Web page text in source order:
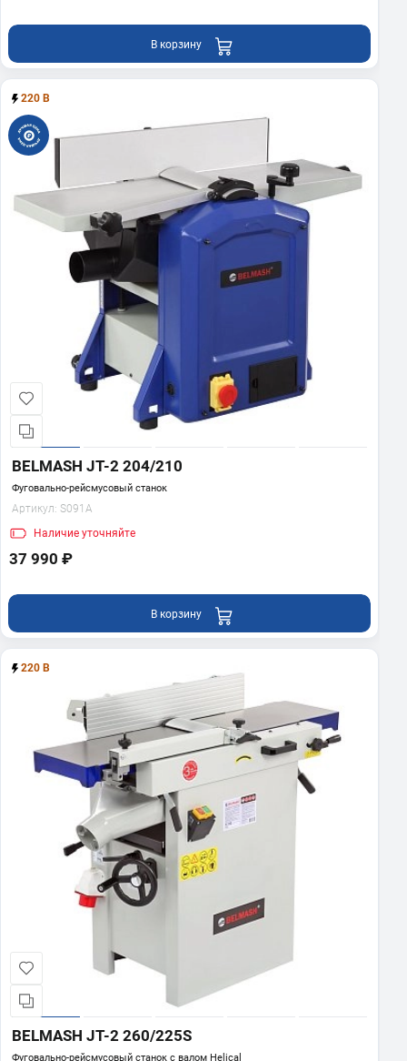
В корзину
220 В
BELMASH JT-2 204/210
Фуговально-рейсмусовый станок
Артикул: S091A
Наличие уточняйте
37 990 ₽
В корзину
220 В
BELMASH JT-2 260/225S
Фуговально-рейсмусовый станок с валом Helical